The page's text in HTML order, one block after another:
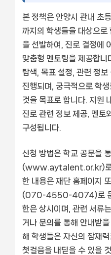
본 정책은 안양시 관내 초
까지의 학생들을 대상으
을 선발하여, 진로 결정에
맞춤형 멘토링을 제공합니
탐색, 목표 설정, 관련 정
진행되며, 궁극적으로 학
것을 목표로 합니다. 지원
진로 관련 정보 제공, 멘토
구성됩니다.
신청 방법은 학교 공문을
(www.aytalent.or.kr)로
한 내용은 재단 홈페이지
(070-4550-4074)로 문
한은 상시이며, 관련 서류
거나 문의를 통해 안내받
해 학생들은 자신의 잠재
첫걸음을 내딛을 수 있을